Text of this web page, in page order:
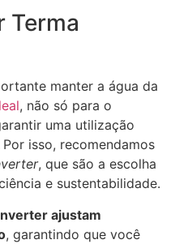
Terma
manter a água da
, não só para o
uma utilização
isso, recomendamos
, que são a escolha
e sustentabilidade.
ajustam
, garantindo que você